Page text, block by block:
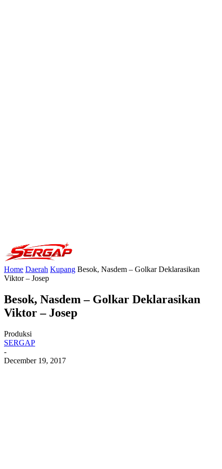
Home Daerah Kupang Besok, Nasdem – Golkar Deklarasikan
Viktor – Josep
Besok, Nasdem – Golkar Deklarasikan
Viktor – Josep
Produksi
SERGAP
-
December 19, 2017